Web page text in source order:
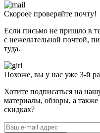
Скороее проверяйте почту!
Если письмо не пришло в
с нежелательной почтой,
туда.
Похоже, вы у нас уже 3-й
Хотите подписаться на
материалы, обзоры, а
скидках?